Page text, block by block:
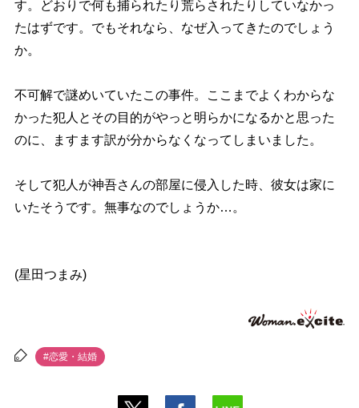
す。どおりで何も捕られたり荒らされたりしていなかっ
たはずです。でもそれなら、なぜ入ってきたのでしょう
か。
不可解で謎めいていたこの事件。ここまでよくわからな
かった犯人とその目的がやっと明らかになるかと思った
のに、ますます訳が分からなくなってしまいました。
そして犯人が神吾さんの部屋に侵入した時、彼女は家に
いたそうです。無事なのでしょうか…。
(星田つまみ)
#恋愛・結婚